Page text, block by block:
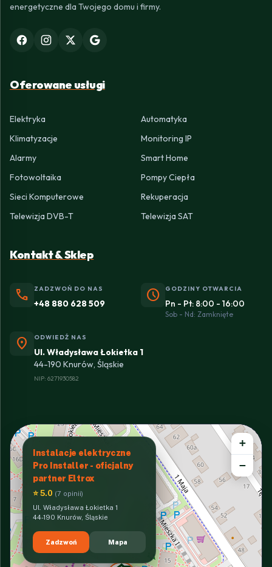
energetyczne dla Twojego domu i firmy.
Oferowane usługi
Elektryka
Automatyka
Klimatyzacje
Monitoring IP
Alarmy
Smart Home
Fotowoltaika
Pompy Ciepła
Sieci Komputerowe
Rekuperacja
Telewizja DVB-T
Telewizja SAT
Kontakt & Sklep
phone ZADZWOŃ DO NAS
+48 880 628 509 schedule GODZINY OTWARCIA
Pn - Pt: 8:00 - 16:00
Sob - Nd: Zamknięte
location_on ODWIEDŹ NAS
Ul. Władysława Łokietka 1
44-190 Knurów, Śląskie
NIP: 6271930582
Instalacje elektryczne
Pro Installer - oficjalny
partner Eltrox
⭐ 5.0 (7 opinii)
Ul. Władysława Łokietka 1
44-190 Knurów, Śląskie
Zadzwoń Mapa
+
−